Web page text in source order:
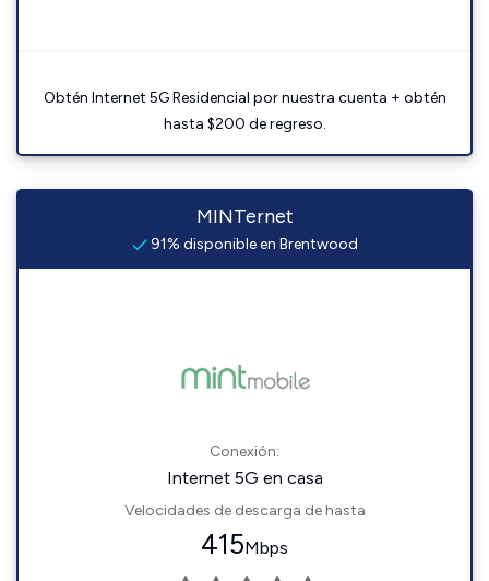
Obtén Internet 5G Residencial por nuestra cuenta + obtén
hasta $200 de regreso.
MINTernet
91% disponible en Brentwood
Conexión:
Internet 5G en casa
Velocidades de descarga de hasta
415Mbps